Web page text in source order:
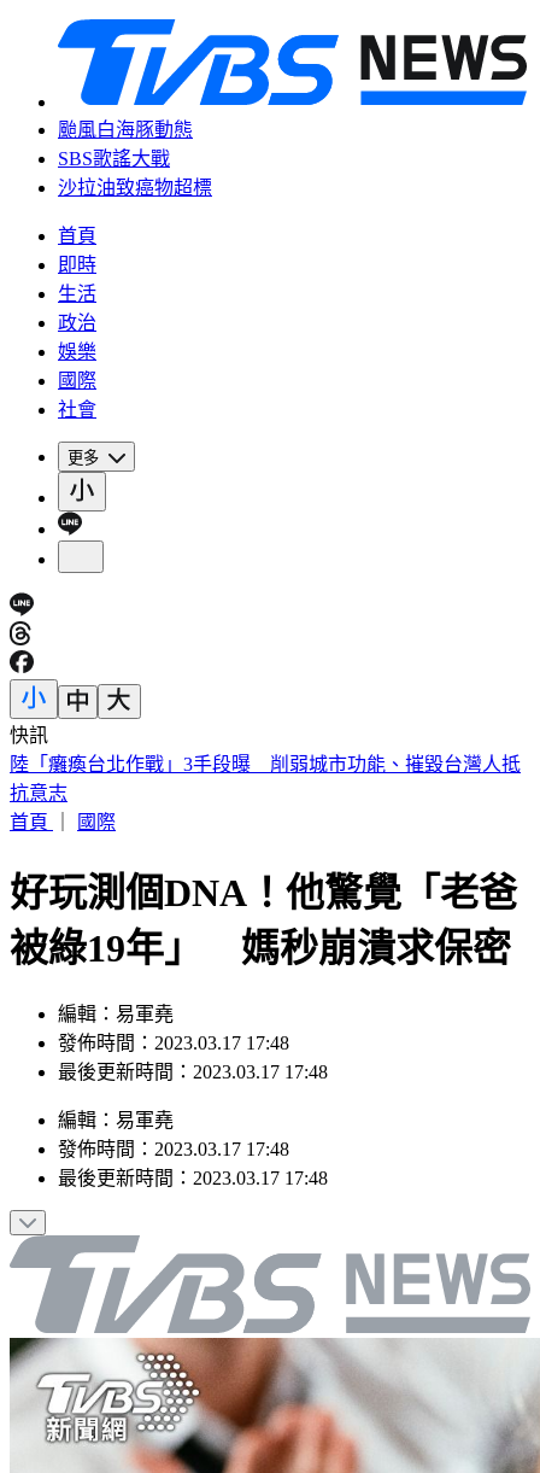
颱風白海豚動態
SBS歌謠大戰
沙拉油致癌物超標
首頁
即時
生活
政治
娛樂
國際
社會
更多
快訊
員工減肥老闆買單！美銀砸80億補貼瘦瘦針 執行長喊值得
首頁｜
好玩測個DNA！他驚覺「老爸
被綠19年」 媽秒崩潰求保密
發佈時間：2023.03.17 17:48
最後更新時間：2023.03.17 17:48
發佈時間：2023.03.17 17:48
最後更新時間：2023.03.17 17:48